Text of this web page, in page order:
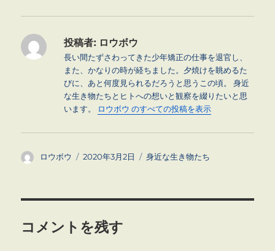
投稿者: ロウボウ
長い間たずさわってきた少年矯正の仕事を退官し、
また、かなりの時が経ちました。夕焼けを眺めるた
びに、あと何度見られるだろうと思うこの頃。 身近
な生き物たちとヒトへの想いと観察を綴りたいと思
います。 ロウボウ のすべての投稿を表示
投
ロウボウ
投
2020年3月2日
カ
身近な生き物たち
コメントを残す